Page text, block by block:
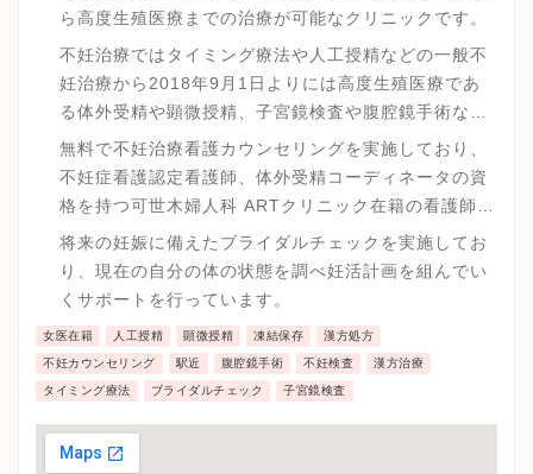
ら高度生殖医療までの治療が可能なクリニックです。
不妊治療ではタイミング療法や人工授精などの一般不
妊治療から2018年9月1日よりには高度生殖医療であ
る体外受精や顕微授精、子宮鏡検査や腹腔鏡手術など
の不妊手術に対応しています。
無料で不妊治療看護カウンセリングを実施しており、
不妊症看護認定看護師、体外受精コーディネータの資
格を持つ可世木婦人科 ARTクリニック在籍の看護師が
不妊治療を始めることを悩んでいる方を対象に丁寧に
説明や悩み相談を行っています。
将来の妊娠に備えたブライダルチェックを実施してお
り、現在の自分の体の状態を調べ妊活計画を組んでい
くサポートを行っています。
女医在籍 人工授精 顕微授精 凍結保存 漢方処方
不妊カウンセリング 駅近 腹腔鏡手術 不妊検査 漢方治療
タイミング療法 ブライダルチェック 子宮鏡検査